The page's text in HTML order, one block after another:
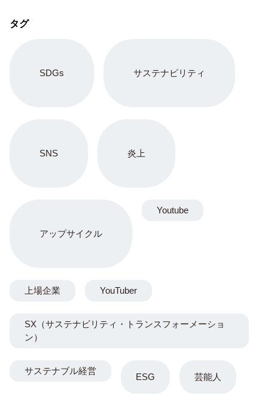
タグ
SDGs サステナビリティ
SNS 炎上
アップサイクル
ESG 芸能人
Youtube
上場企業 YouTuber
SX（サステナビリティ・トランスフォーメーショ
ン）
サステナブル経営